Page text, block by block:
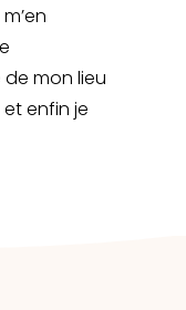
mon lieu
enfin je